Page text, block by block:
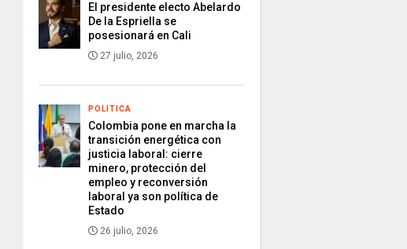
El presidente electo Abelardo
De la Espriella se
posesionará en Cali
27 julio, 2026
POLITICA
Colombia pone en marcha la
transición energética con
justicia laboral: cierre
minero, protección del
empleo y reconversión
laboral ya son política de
Estado
26 julio, 2026